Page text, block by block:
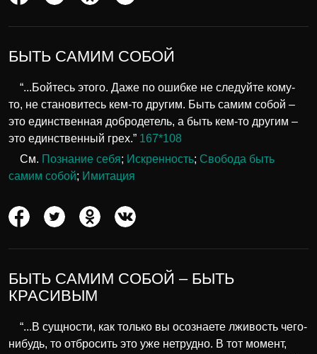
БЫТЬ САМИМ СОБОЙ
“...Бойтесь этого. Даже по ошибке не следуйте кому-
то, не становитесь кем-то другим. Быть самим собой –
это единственная добродетель, а быть кем-то другим –
это единственный грех.” 167*108
См. Познание себя; Искренность; Свобода быть
самим собой; Имитация
БЫТЬ САМИМ СОБОЙ – БЫТЬ
КРАСИВЫМ
“...В сущности, как только вы осознаете лживость чего-
нибудь, то отбросить это уже нетрудно. В тот момент,